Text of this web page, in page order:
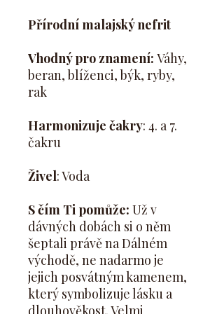
Přírodní malajský nefrit
Vhodný pro znamení: Váhy,
beran, blíženci, býk, ryby,
rak
Harmonizuje čakry: 4. a 7.
čakru
Živel: Voda
S čím Ti pomůže: Už v
dávných dobách si o něm
šeptali právě na Dálném
východě, ne nadarmo je
jejich posvátným kamenem,
který symbolizuje lásku a
dlouhověkost. Velmi